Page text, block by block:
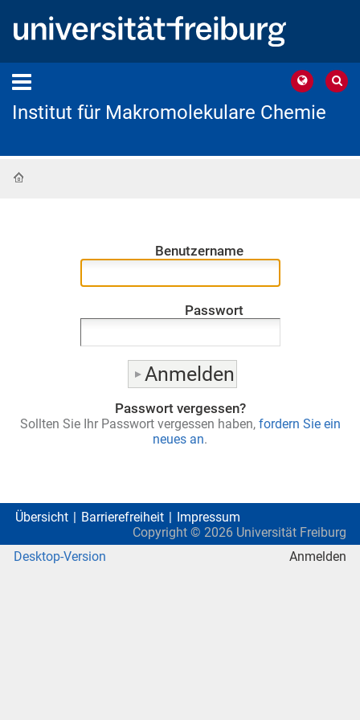
Institut für Makromolekulare Chemie
Benutzername
Passwort
Passwort vergessen?
Sollten Sie Ihr Passwort vergessen haben, fordern Sie ein
neues an.
Übersicht Barrierefreiheit
Impressum
Copyright © 2026 Universität Freiburg
Desktop-Version
Anmelden